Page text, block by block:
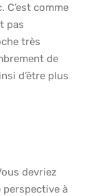
comme
pas
très
de
d’être plus
devriez
perspective à